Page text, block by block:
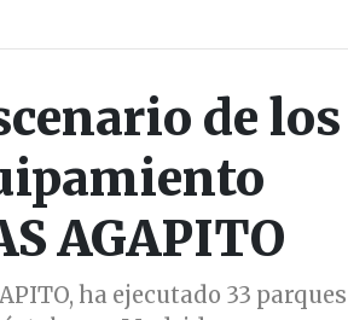
de los
AGAPITO
ha ejecutado 33 parques